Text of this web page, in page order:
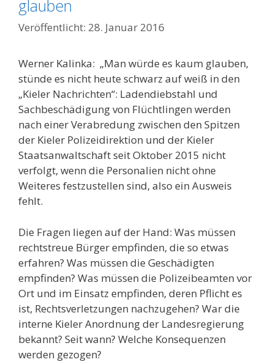
glauben
28. Januar 2016
Werner Kalinka: „Man würde es kaum glauben,
stünde es nicht heute schwarz auf weiß in den
„Kieler Nachrichten“: Ladendiebstahl und
Sachbeschädigung von Flüchtlingen werden
nach einer Verabredung zwischen den Spitzen
der Kieler Polizeidirektion und der Kieler
Staatsanwaltschaft seit Oktober 2015 nicht
verfolgt, wenn die Personalien nicht ohne
Weiteres festzustellen sind, also ein Ausweis
fehlt.
Die Fragen liegen auf der Hand: Was müssen
rechtstreue Bürger empfinden, die so etwas
erfahren? Was müssen die Geschädigten
empfinden? Was müssen die Polizeibeamten vor
Ort und im Einsatz empfinden, deren Pflicht es
ist, Rechtsverletzungen nachzugehen? War die
interne Kieler Anordnung der Landesregierung
bekannt? Seit wann? Welche Konsequenzen
werden gezogen?